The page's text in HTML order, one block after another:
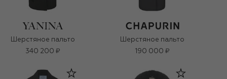
Шерстяное пальто
340 200 ₽
Шерстяное пальто
190 000 ₽